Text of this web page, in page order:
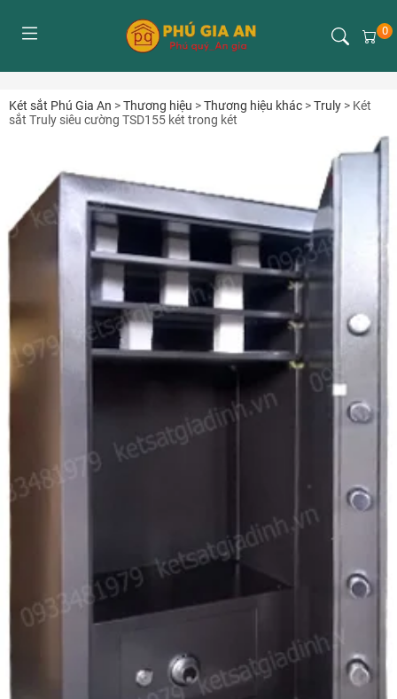
0
Két sắt Phú Gia An >Thương hiệu >Thương hiệu khác >Truly > Két
sắt Truly siêu cường TSD155 két trong két